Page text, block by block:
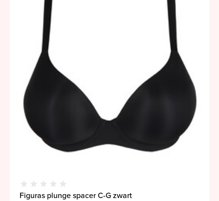
Figuras plunge spacer C-G zwart